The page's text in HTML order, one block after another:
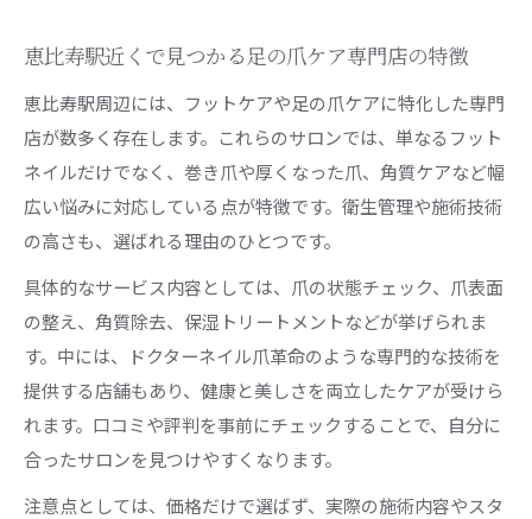
恵比寿駅近くで見つかる足の爪ケア専門店の特徴
恵比寿駅周辺には、フットケアや足の爪ケアに特化した専門
店が数多く存在します。これらのサロンでは、単なるフット
ネイルだけでなく、巻き爪や厚くなった爪、角質ケアなど幅
広い悩みに対応している点が特徴です。衛生管理や施術技術
の高さも、選ばれる理由のひとつです。
具体的なサービス内容としては、爪の状態チェック、爪表面
の整え、角質除去、保湿トリートメントなどが挙げられま
す。中には、ドクターネイル爪革命のような専門的な技術を
提供する店舗もあり、健康と美しさを両立したケアが受けら
れます。口コミや評判を事前にチェックすることで、自分に
合ったサロンを見つけやすくなります。
注意点としては、価格だけで選ばず、実際の施術内容やスタ